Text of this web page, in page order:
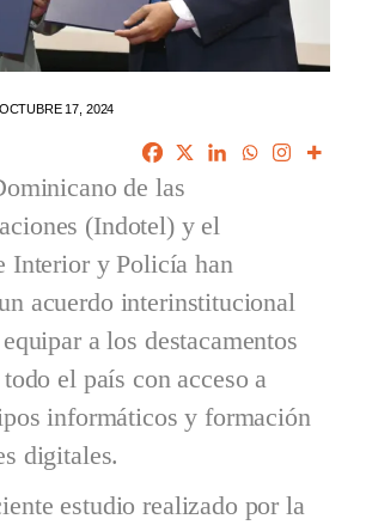
OCTUBRE 17, 2024
de las
(Indotel) y el
Interior y Policía han
acuerdo interinstitucional
a los destacamentos
el país con acceso a
informáticos y formación
digitales.
estudio realizado por la